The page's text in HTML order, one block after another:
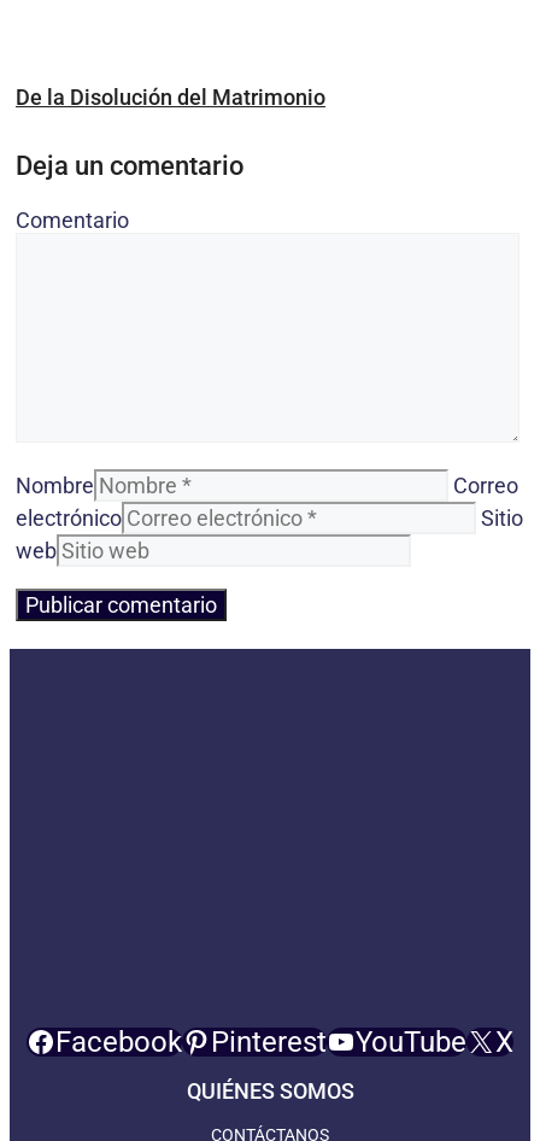
De la Disolución del Matrimonio
Deja un comentario
Comentario
Nombre
Correo
electrónico
Sitio
web
Facebook Pinterest YouTube X
QUIÉNES SOMOS
CONTÁCTANOS